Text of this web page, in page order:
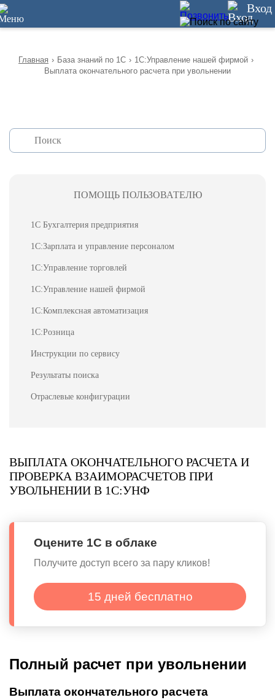
12 Вход
Главная › База знаний по 1С › 1С:Управление нашей фирмой ›
Выплата окончательного расчета при увольнении
ПОМОЩЬ ПОЛЬЗОВАТЕЛЮ
1С Бухгалтерия предприятия
1С:Зарплата и управление персоналом
1С:Управление торговлей
1С:Управление нашей фирмой
1С:Комплексная автоматизация
1С:Розница
Инструкции по сервису
Результаты поиска
Отраслевые конфигурации
ВЫПЛАТА ОКОНЧАТЕЛЬНОГО РАСЧЕТА И
ПРОВЕРКА ВЗАИМОРАСЧЕТОВ ПРИ
УВОЛЬНЕНИИ В 1С:УНФ
Оцените 1С в облаке
Получите доступ всего за пару кликов!
15 дней бесплатно
Полный расчет при увольнении
Выплата окончательного расчета